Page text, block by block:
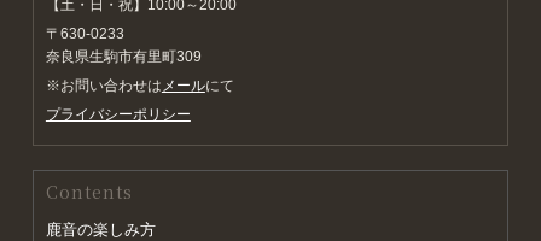
【土・日・祝】10:00～20:00
〒630-0233
奈良県生駒市有里町309
※お問い合わせは メールにて
プライバシーポリシー
Contents
鹿音の楽しみ方